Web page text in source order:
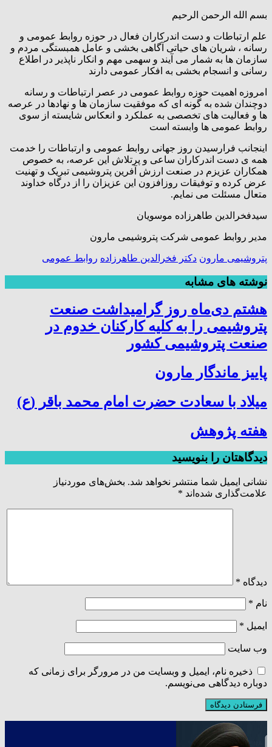
بسم الله الرحمن الرحیم
علم ارتباطات و دست اندرکاران فعال در حوزه روابط عمومی و
رسانه ، شریان های حیاتی آگاهی بخشی و عامل همبستگی مردم و
سازمان ها به شمار می آیند و سهمی مهم و انکار ناپذیر در اطلاع
رسانی و انسجام بخشی به افکار عمومی دارند
امروزه اهمیت حوزه روابط عمومی در عصر ارتباطات و رسانه
دوچندان شده به گونه ای که موفقیت سازمان ها و نهادها در عرصه
ها و فعالیت های تخصصی به عملکرد و انعکاس شایسته از سوی
روابط عمومی ها وابسته است
اینجانب فرارسیدن روز جهانی روابط عمومی و ارتباطات را خدمت
همه ی دست اندرکاران ساعی و پرتلاش این عرصه، به خصوص
همکاران عزیزم در صنعت ارزش آفرین پتروشیمی تبریک و تهنیت
عرض کرده و توفیقات روزافزون این عزیزان را از درگاه خداوند
متعال مسئلت می نمایم.
سیدفخرالدین طاهرزاده موسویان
مدیر روابط عمومی شرکت پتروشیمی مارون
پتروشیمی مارون دکتر فخرالدین طاهرزاده روابط عمومی
نوشته های مشابه
هشتم دی‌ماه روز گرامیداشت صنعت
پتروشیمی را به کلیه کارکنان خدوم در
صنعت پتروشیمی کشور
پاییز ماندگار مارون
میلاد با سعادت حضرت امام محمد باقر (ع)
هفته پژوهش
دیدگاهتان را بنویسید
نشانی ایمیل شما منتشر نخواهد شد. بخش‌های موردنیاز
علامت‌گذاری شده‌اند *
دیدگاه *
نام *
ایمیل *
وب‌ سایت
ذخیره نام، ایمیل و وبسایت من در مرورگر برای زمانی که
دوباره دیدگاهی می‌نویسم.